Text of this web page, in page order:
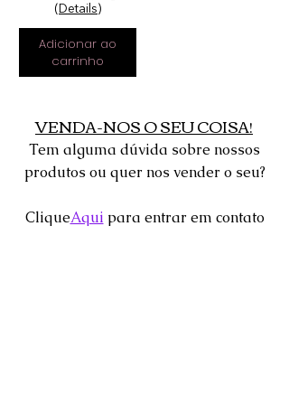
(Details)
Adicionar ao
carrinho
VENDA-NOS O SEU COISA!
Tem alguma dúvida sobre nossos
produtos ou quer nos vender o seu?
CliqueAqui para entrar em contato